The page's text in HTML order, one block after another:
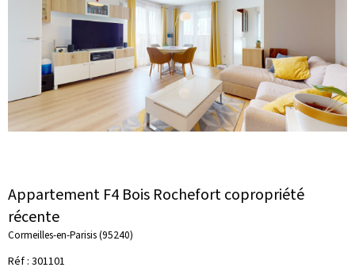
Appartement F4 Bois Rochefort copropriété
récente
Cormeilles-en-Parisis (95240)
Réf : 301101